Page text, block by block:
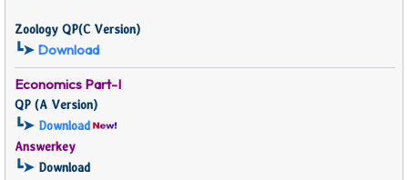
Zoology QP(C Version)
┗➤ Download
Economics Part-I
QP (A Version)
┗➤ Download
Answerkey
┗➤ Download